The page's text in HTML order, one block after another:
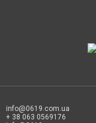
info@0619.com.ua
+ 38 063 0569176